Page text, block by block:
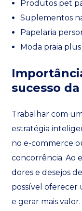
Produtos pet
Suplementos
Papelaria
Moda praia plus
sucesso
Trabalhar com
estratégia
no e-commerce
concorrência. Ao
dores e desejos
possível oferecer
e gerar mais valor.